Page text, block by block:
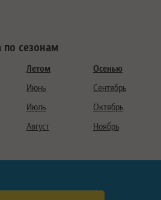
по сезонам
Летом
Июнь
Июль
Август
Осенью
Сентябрь
Октябрь
Ноябрь